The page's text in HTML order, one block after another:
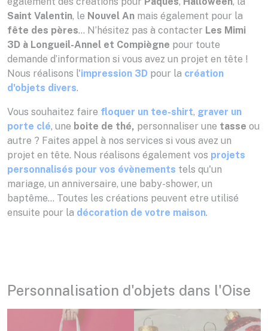
Saint Valentin, le Nouvel An mais également pour la
fête des pères… N’hésitez pas à contacter Les Mimi
3D à Longueil-Annel et Compiègne pour toute
demande d’information si vous avez un projet en tête !
Nous réalisons l'impression 3D pour la création
d'objets divers.
Vous souhaitez faire floquer un tee-shirt, graver un
porte clé, une boite de thé, personnaliser une tasse ou
autre ? Faites appel à nos services si vous avez un
projet en tête. Nous réalisons également vos projets
personnalisés pour vos évènements tels qu'un
mariage, un anniversaire, une baby-shower, un
baptême... Toutes les créations peuvent etre utilisé
ensuite pour la décoration de votre maison.
Personnalisation d'objets dans l'Oise